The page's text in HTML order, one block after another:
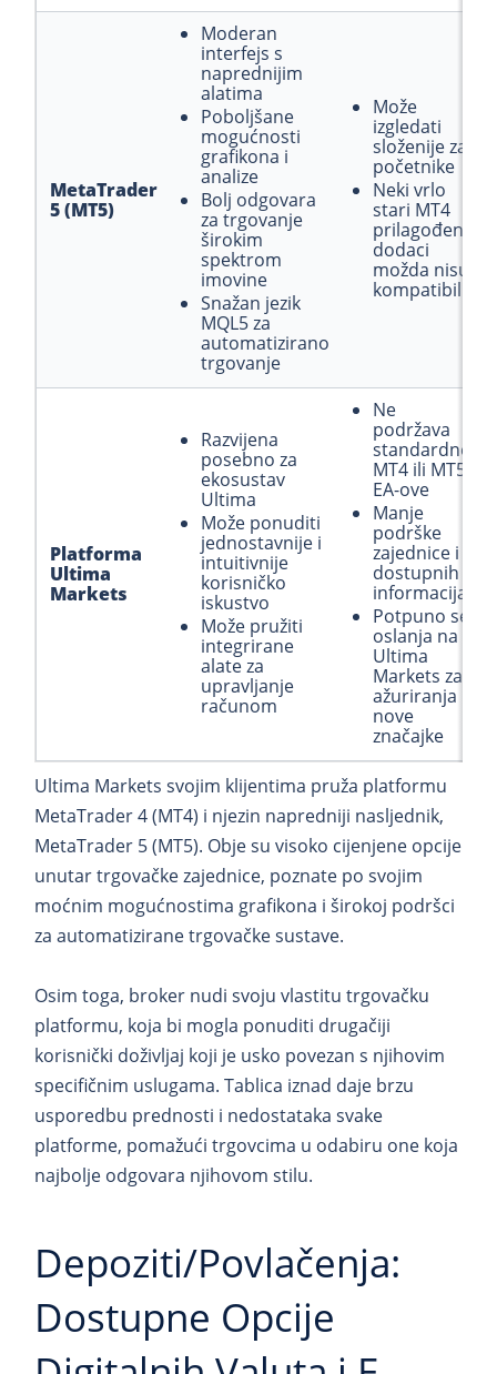
MetaTrader
5 (MT5)
Moderan
interfejs s
naprednijim
alatima
Poboljšane
mogućnosti
grafikona i
analize
Bolj odgovara
za trgovanje
širokim
spektrom
imovine
Snažan jezik
MQL5 za
automatizirano
trgovanje
Može
izgledati
složenije za
početnike
Neki vrlo
stari MT4
prilagođeni
dodaci
možda nisu
kompatibilni
Platforma
Ultima
Markets
Razvijena
posebno za
ekosustav
Ultima
Može ponuditi
jednostavnije i
intuitivnije
korisničko
iskustvo
Može pružiti
integrirane
alate za
upravljanje
računom
Ne
podržava
standardne
MT4 ili MT5
EA-ove
Manje
podrške
zajednice i
dostupnih
informacija
Potpuno se
oslanja na
Ultima
Markets za
ažuriranja i
nove
značajke
Ultima Markets svojim klijentima pruža platformu
MetaTrader 4 (MT4) i njezin napredniji nasljednik,
MetaTrader 5 (MT5). Obje su visoko cijenjene opcije
unutar trgovačke zajednice, poznate po svojim
moćnim mogućnostima grafikona i širokoj podršci
za automatizirane trgovačke sustave.
Osim toga, broker nudi svoju vlastitu trgovačku
platformu, koja bi mogla ponuditi drugačiji
korisnički doživljaj koji je usko povezan s njihovim
specifičnim uslugama. Tablica iznad daje brzu
usporedbu prednosti i nedostataka svake
platforme, pomažući trgovcima u odabiru one koja
najbolje odgovara njihovom stilu.
Depoziti/Povlačenja:
Dostupne Opcije